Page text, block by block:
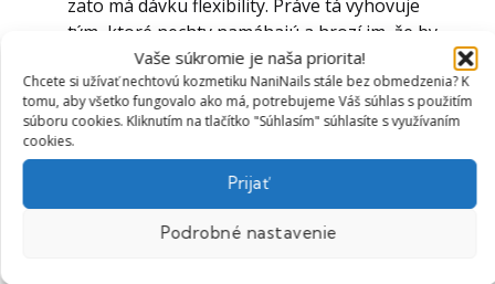
Vaše súkromie je naša priorita!
Chcete si užívať nechtovú kozmetiku NaniNails stále bez obmedzenia? K
tomu, aby všetko fungovalo ako má, potrebujeme Váš súhlas s použitím
súboru cookies. Kliknutím na tlačítko "Súhlasím" súhlasíte s využívaním
cookies.
Prijať
Podrobné nastavenie
zato má dávku flexibility. Práve tá vyhovuje
tým, ktoré nechty namáhajú a hrozí im, že by
sa príliš tvrdý materiál pod tlakom zlomil.
Nechty vymodelované UV gélom majú dobrú
výdrž. Správna modeláž vám vydrží spravidla
4 týždne.
Rovnako ako u akrylu aj s gélmi môžete
skrášliť ako prírodný necht, tak predlžovať
alebonechtové tipy. Je to na vás!